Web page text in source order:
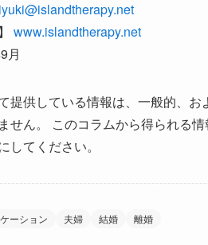
www.islandtherapy.net
月
提供している情報は、一般的、
せん。 このコラムから得られる
してください。
ーション 夫婦 結婚 離婚